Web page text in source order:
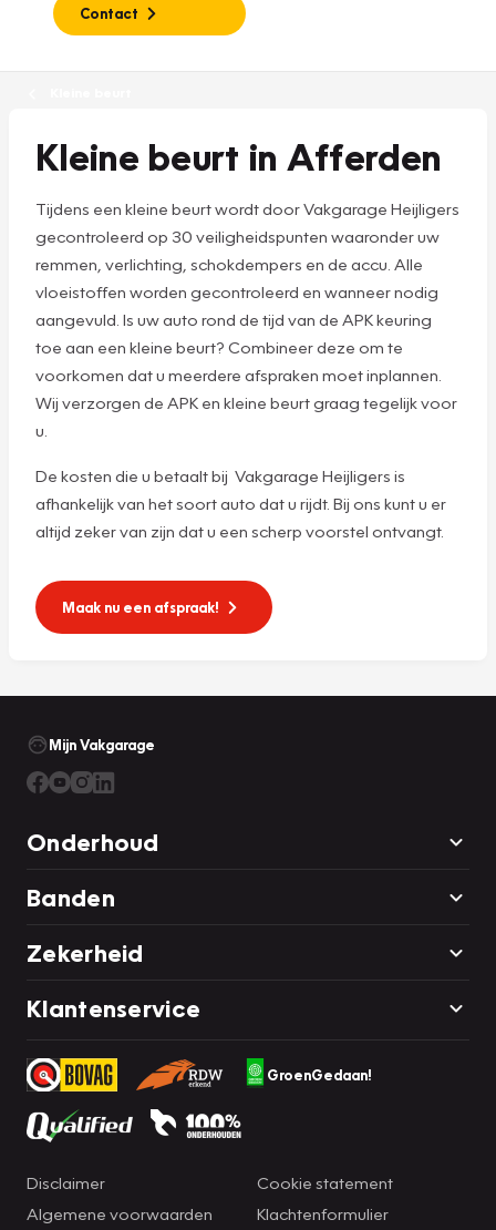
Contact
Kleine beurt in Afferden
Tijdens een kleine beurt wordt door Vakgarage Heijligers
gecontroleerd op 30 veiligheidspunten waaronder uw
remmen, verlichting, schokdempers en de accu. Alle
vloeistoffen worden gecontroleerd en wanneer nodig
aangevuld. Is uw auto rond de tijd van de APK keuring
toe aan een kleine beurt? Combineer deze om te
voorkomen dat u meerdere afspraken moet inplannen.
Wij verzorgen de APK en kleine beurt graag tegelijk voor
u.
De kosten die u betaalt bij Vakgarage Heijligers is
afhankelijk van het soort auto dat u rijdt. Bij ons kunt u er
altijd zeker van zijn dat u een scherp voorstel ontvangt.
Maak nu een afspraak!
Mijn Vakgarage
Onderhoud
Banden
Zekerheid
Klantenservice
GroenGedaan!
Disclaimer
Algemene voorwaarden
Cookie statement
Klachtenformulier